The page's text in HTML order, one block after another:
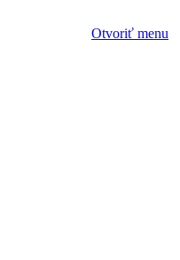
Otvoriť menu